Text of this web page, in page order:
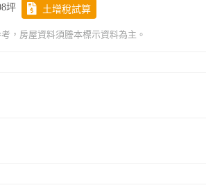
坪 土增稅試算
，房屋資料須謄本標示資料為主。